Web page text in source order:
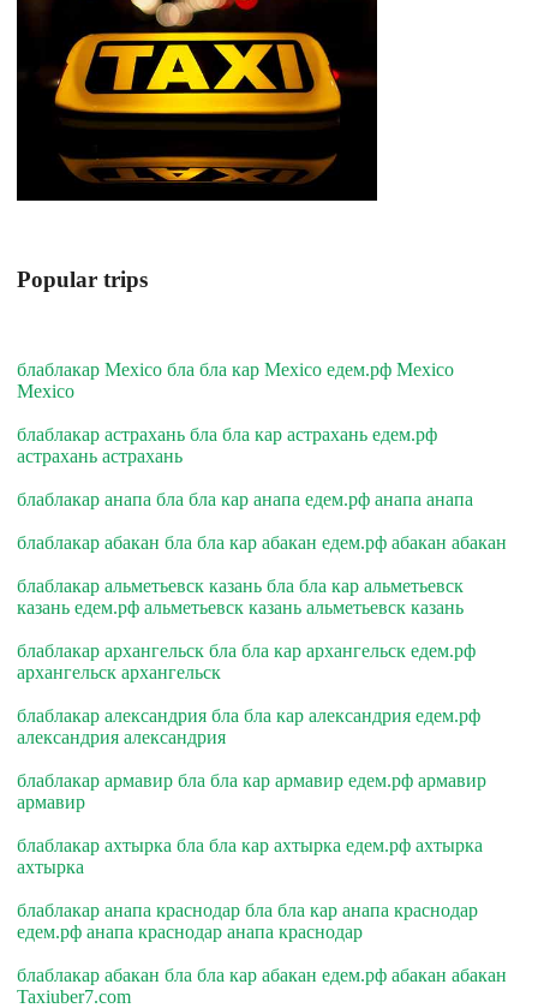
Popular trips
блаблакар Mexico бла бла кар Mexico едем.рф Mexico
Mexico
блаблакар астрахань бла бла кар астрахань едем.рф
астрахань астрахань
блаблакар анапа бла бла кар анапа едем.рф анапа анапа
блаблакар абакан бла бла кар абакан едем.рф абакан абакан
блаблакар альметьевск казань бла бла кар альметьевск
казань едем.рф альметьевск казань альметьевск казань
блаблакар архангельск бла бла кар архангельск едем.рф
архангельск архангельск
блаблакар александрия бла бла кар александрия едем.рф
александрия александрия
блаблакар армавир бла бла кар армавир едем.рф армавир
армавир
блаблакар ахтырка бла бла кар ахтырка едем.рф ахтырка
ахтырка
блаблакар анапа краснодар бла бла кар анапа краснодар
едем.рф анапа краснодар анапа краснодар
блаблакар абакан бла бла кар абакан едем.рф абакан абакан
Taxiuber7.com